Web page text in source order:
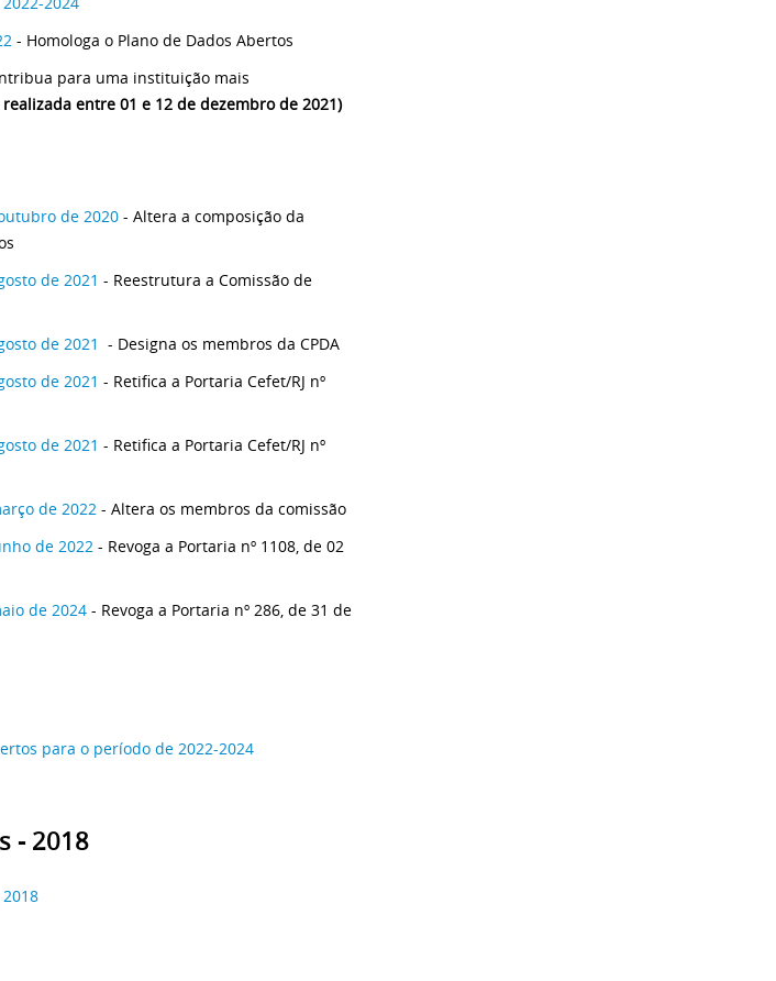
- Homologa o Plano de Dados Abertos
para uma instituição mais
entre 01 e 12 de dezembro de 2021)
de 2020 - Altera a composição da
de 2021 - Reestrutura a Comissão de
de 2021 - Designa os membros da CPDA
de 2021 - Retifica a Portaria Cefet/RJ nº
de 2021 - Retifica a Portaria Cefet/RJ nº
de 2022 - Altera os membros da comissão
de 2022 - Revoga a Portaria nº 1108, de 02
de 2024 - Revoga a Portaria nº 286, de 31 de
para o período de 2022-2024
- 2018